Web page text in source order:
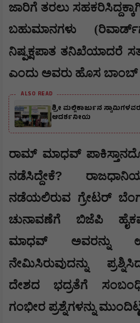
ಜಾರಿಗೆ ತರಲು
ಬಹುಮಾನಗಳು
ನಿಷ್ಪಕ್ಷಪಾತ ತನಿಖೆಯಾದರೆ
ಎಂದು ಅವರು ಹೊಸ ಬಾಂಬ್
ALSO READ
ಶ್ರೀ ಮಲ್ಲಿಕಾರ್ಜುನ
ಆದರ್ಶನೀಯ
ರಾಮ್ ಮಾಧವ್
ನಡೆಸಿದ್ದೇಕೆ?
ನಡೆಯಲಿರುವ ಗ್ರೇಟರ್
ಚುನಾವಣೆಗೆ ಬಿಜೆಪಿ
ಮಾಧವ್ ಅವರನ್ನು
ನೇಮಿಸಿರುವುದನ್ನು
ದೇಶದ ಭದ್ರತೆಗೆ
ಗಂಭೀರ ಪ್ರಶ್ನೆಗಳನ್ನು